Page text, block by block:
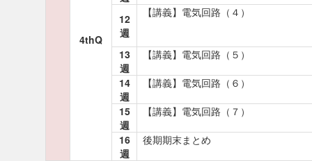
4thQ
12
週
【講義】電気回路（４）
13
週
【講義】電気回路（５）
14
週
【講義】電気回路（６）
15
週
【講義】電気回路（７）
16
週
後期期末まとめ